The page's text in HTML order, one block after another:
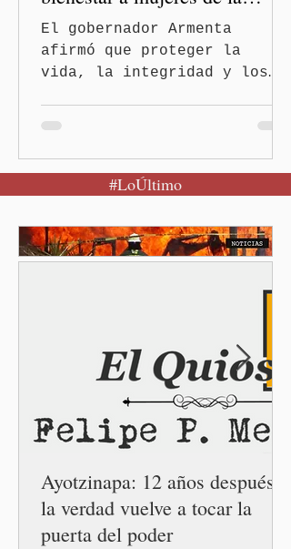
periferia urbana
El gobernador Armenta
afirmó que proteger la
vida, la integridad y los
Puebla, Pue.-Cuando una
mujer encuentra un lugar
también recupera la
esperanza de vivir sin
Igualdad, Bienestar, Redes,
Emancipación) número 62 y
la Casa Carmen Serdán
número 25 en el estado, la
cuarta en la c
#LoÚltimo
Ayotzinapa: 12 años después,
la verdad vuelve a tocar la
puerta del poder